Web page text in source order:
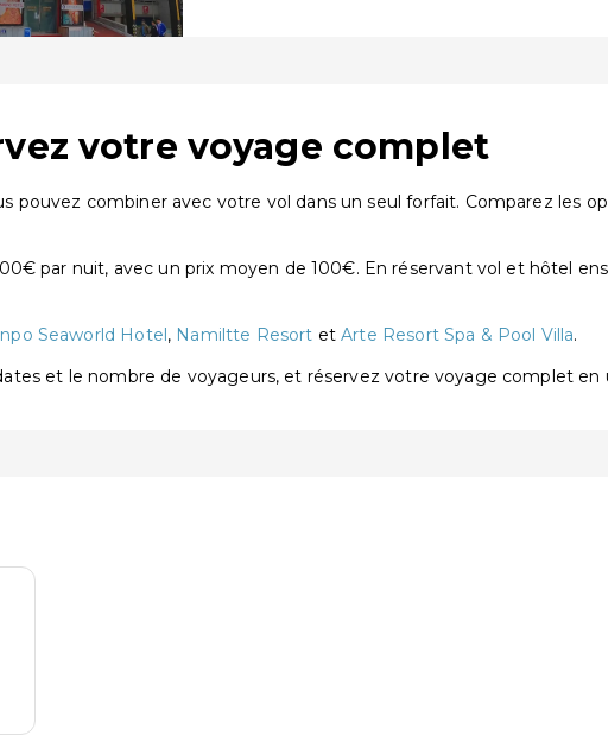
votre voyage complet
pouvez combiner avec votre vol dans un seul forfait. Comparez les
par nuit, avec un prix moyen de 100€. En réservant vol et hôtel
Seaworld Hotel, Namiltte Resort etArte Resort Spa & Pool Villa.
et le nombre de voyageurs, et réservez votre voyage complet en